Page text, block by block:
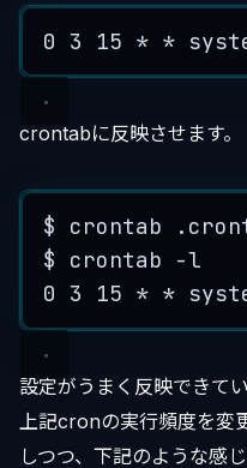
0 3 15 * *
crontabに反映させます。
$ crontab .
$
crontab -l
0
3 15 * *
設定がうまく反映できて
上記cronの実行頻度を変
しつつ、下記のような感